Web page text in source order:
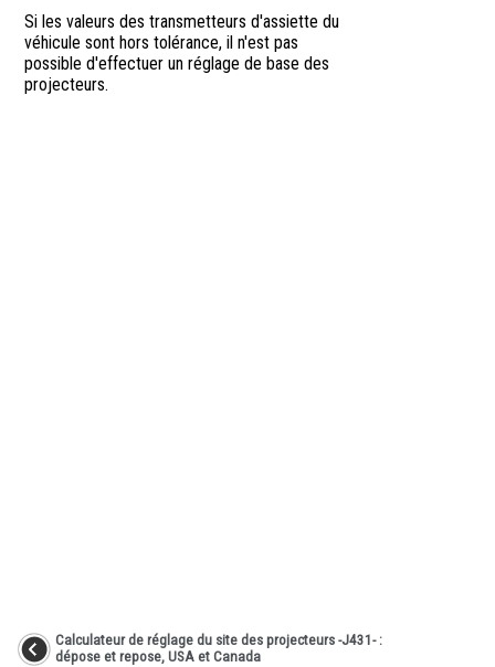
Si les valeurs des transmetteurs d'assiette du
véhicule sont hors tolérance, il n'est pas
possible d'effectuer un réglage de base des
projecteurs.
Calculateur de réglage du site des projecteurs -J431- :
dépose et repose, USA et Canada